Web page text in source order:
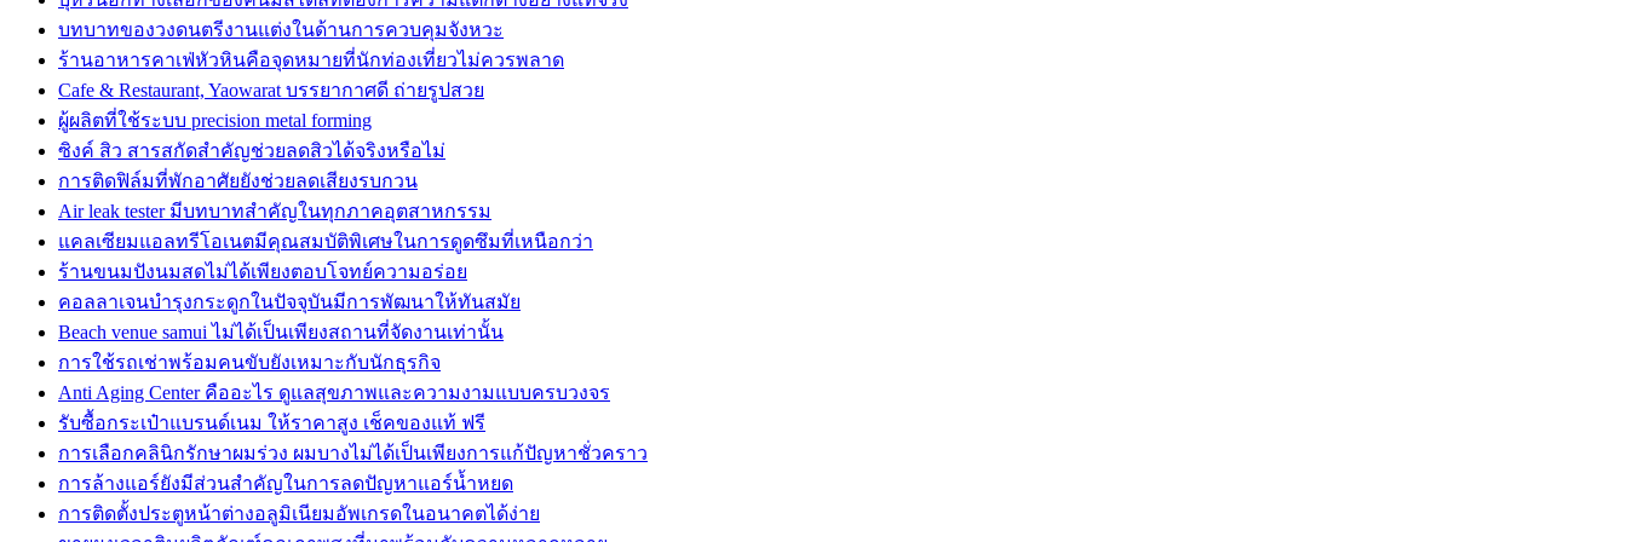
บทบาทของวงดนตรีงานแต่งในด้านการควบคุมจังหวะ
ร้านอาหารคาเฟ่หัวหินคือจุดหมายที่นักท่องเที่ยวไม่ควรพลาด
Cafe & Restaurant, Yaowarat บรรยากาศดี ถ่ายรูปสวย
ผู้ผลิตที่ใช้ระบบ precision metal forming
ซิงค์ สิว สารสกัดสำคัญช่วยลดสิวได้จริงหรือไม่
การติดฟิล์มที่พักอาศัยยังช่วยลดเสียงรบกวน
Air leak tester มีบทบาทสำคัญในทุกภาคอุตสาหกรรม
แคลเซียมแอลทรีโอเนตมีคุณสมบัติพิเศษในการดูดซึมที่เหนือกว่า
ร้านขนมปังนมสดไม่ได้เพียงตอบโจทย์ความอร่อย
คอลลาเจนบำรุงกระดูกในปัจจุบันมีการพัฒนาให้ทันสมัย
Beach venue samui ไม่ได้เป็นเพียงสถานที่จัดงานเท่านั้น
การใช้รถเช่าพร้อมคนขับยังเหมาะกับนักธุรกิจ
Anti Aging Center คืออะไร ดูแลสุขภาพและความงามแบบครบวงจร
รับซื้อกระเป๋าแบรนด์เนม ให้ราคาสูง เช็คของแท้ ฟรี
การเลือกคลินิกรักษาผมร่วง ผมบางไม่ได้เป็นเพียงการแก้ปัญหาชั่วคราว
การล้างแอร์ยังมีส่วนสำคัญในการลดปัญหาแอร์น้ำหยด
การติดตั้งประตูหน้าต่างอลูมิเนียมอัพเกรดในอนาคตได้ง่าย